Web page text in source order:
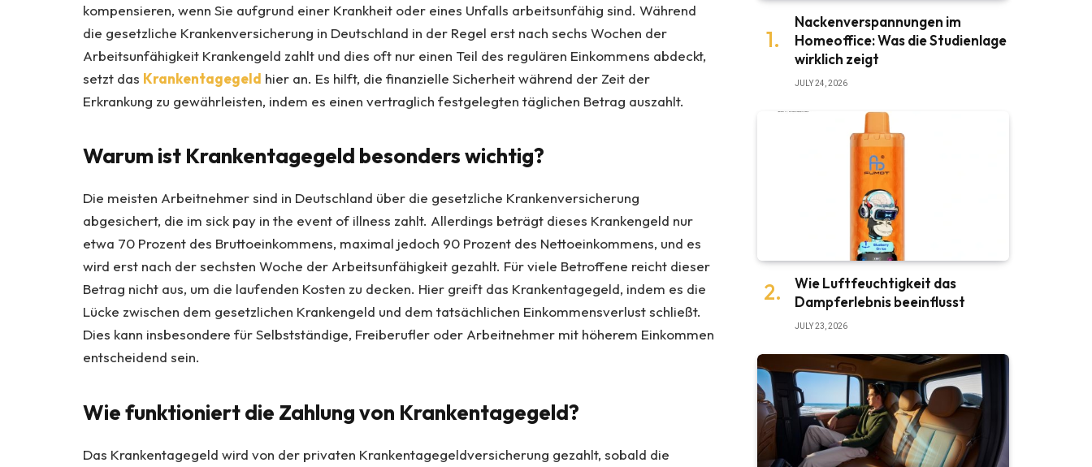
kompensieren, wenn Sie aufgrund einer Krankheit oder eines Unfalls arbeitsunfähig sind. Während
die gesetzliche Krankenversicherung in Deutschland in der Regel erst nach sechs Wochen der
Arbeitsunfähigkeit Krankengeld zahlt und dies oft nur einen Teil des regulären Einkommens abdeckt,
setzt das Krankentagegeld hier an. Es hilft, die finanzielle Sicherheit während der Zeit der
Erkrankung zu gewährleisten, indem es einen vertraglich festgelegten täglichen Betrag auszahlt.
Warum ist Krankentagegeld besonders wichtig?
Die meisten Arbeitnehmer sind in Deutschland über die gesetzliche Krankenversicherung
abgesichert, die im sick pay in the event of illness zahlt. Allerdings beträgt dieses Krankengeld nur
etwa 70 Prozent des Bruttoeinkommens, maximal jedoch 90 Prozent des Nettoeinkommens, und es
wird erst nach der sechsten Woche der Arbeitsunfähigkeit gezahlt. Für viele Betroffene reicht dieser
Betrag nicht aus, um die laufenden Kosten zu decken. Hier greift das Krankentagegeld, indem es die
Lücke zwischen dem gesetzlichen Krankengeld und dem tatsächlichen Einkommensverlust schließt.
Dies kann insbesondere für Selbstständige, Freiberufler oder Arbeitnehmer mit höherem Einkommen
entscheidend sein.
Wie funktioniert die Zahlung von Krankentagegeld?
Das Krankentagegeld wird von der privaten Krankentagegeldversicherung gezahlt, sobald die
Nackenverspannungen im
Homeoffice: Was die Studienlage
wirklich zeigt
JULY 24, 2026
Wie Luftfeuchtigkeit das
Dampferlebnis beeinflusst
JULY 23, 2026